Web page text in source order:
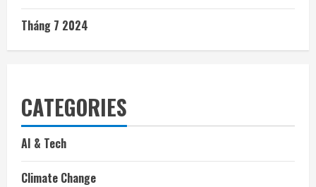
Tháng 7 2024
CATEGORIES
AI & Tech
Climate Change